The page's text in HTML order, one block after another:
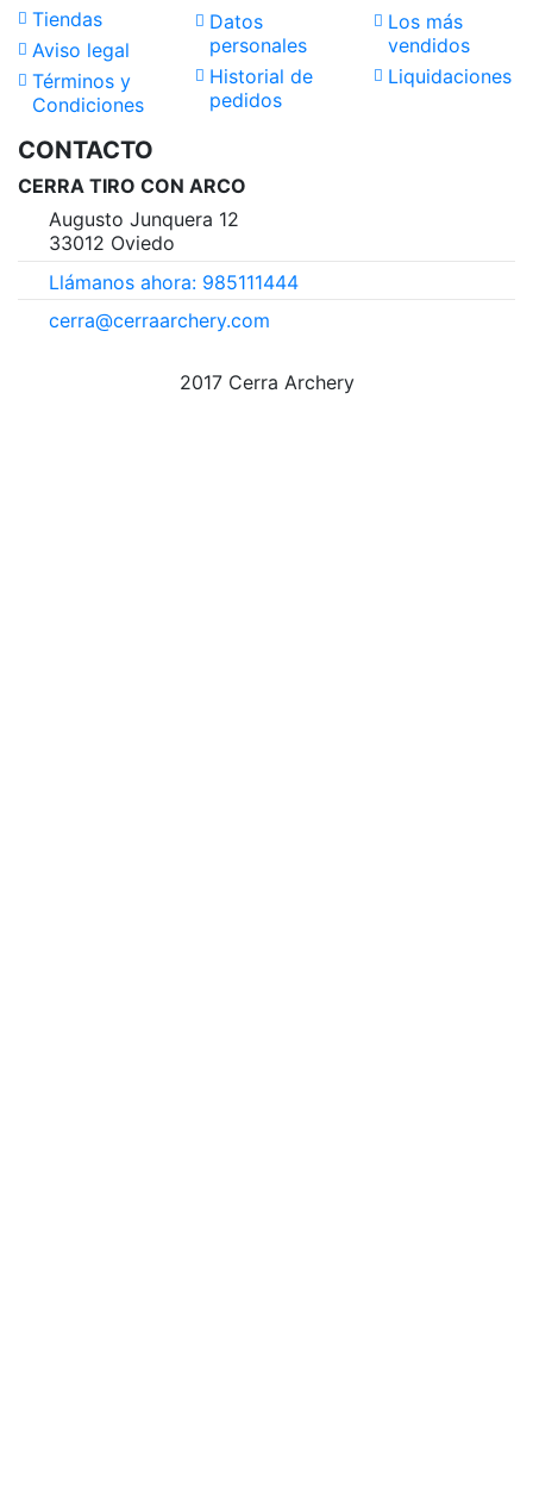
Tiendas
Aviso legal
Términos y
Condiciones
Datos
personales
Historial de
pedidos
Los más
vendidos
Liquidaciones
CONTACTO
CERRA TIRO CON ARCO
Augusto Junquera 12
33012 Oviedo
Llámanos ahora: 985111444
cerra@cerraarchery.com
2017 Cerra Archery